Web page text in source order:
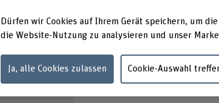
+41 31 848 49 13
Dürfen wir Cookies auf Ihrem Gerät speichern, um
die Website-Nutzung zu analysieren und unser
Ja, alle Cookies zulassen Cookie-Auswahl